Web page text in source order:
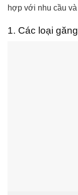
hợp với nhu cầu
1. Các loại